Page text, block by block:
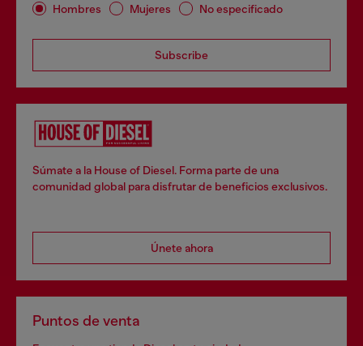
Hombres Mujeres No especificado
Subscribe
Súmate a la House of Diesel. Forma parte de una
comunidad global para disfrutar de beneficios exclusivos.
Únete ahora
Puntos de venta